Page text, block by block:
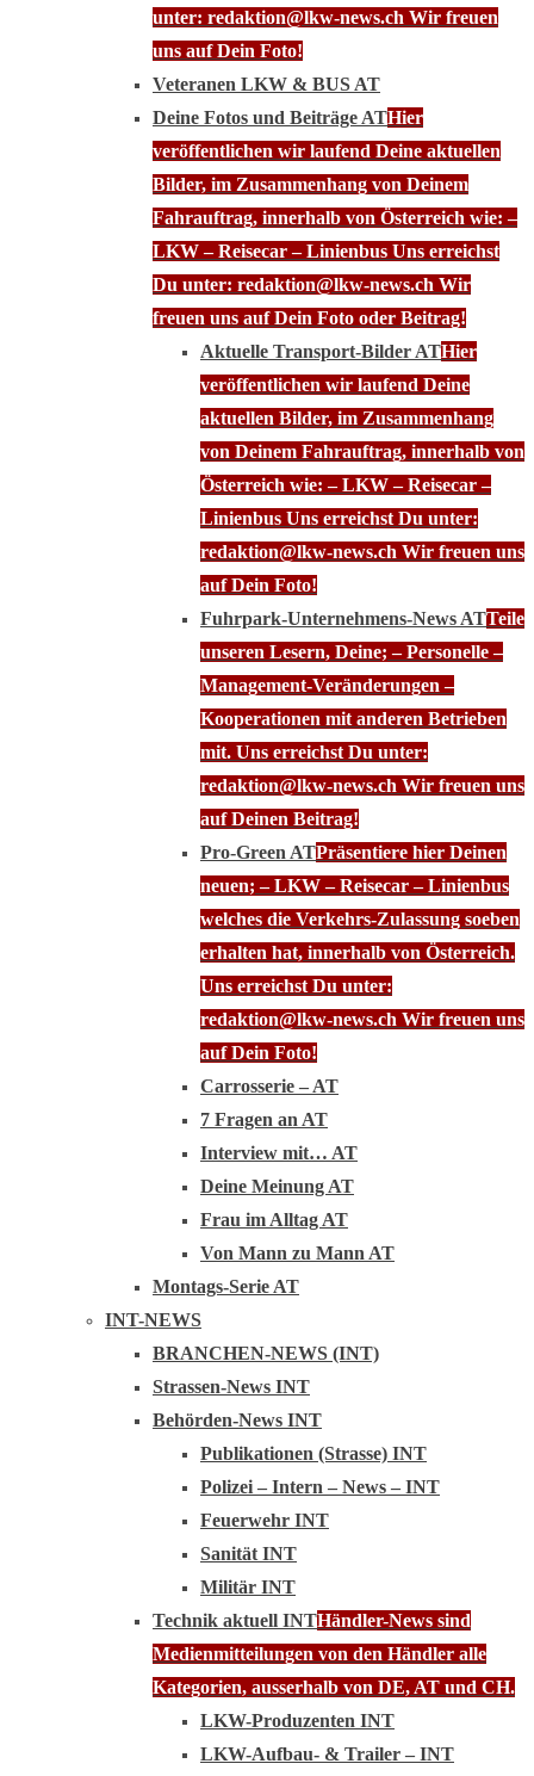
unter: redaktion@lkw-news.ch Wir freuen
uns auf Dein Foto!
Veteranen LKW & BUS AT
Deine Fotos und Beiträge ATHier
veröffentlichen wir laufend Deine aktuellen
Bilder, im Zusammenhang von Deinem
Fahrauftrag, innerhalb von Österreich wie: –
LKW – Reisecar – Linienbus Uns erreichst
Du unter: redaktion@lkw-news.ch Wir
freuen uns auf Dein Foto oder Beitrag!
Aktuelle Transport-Bilder ATHier
veröffentlichen wir laufend Deine
aktuellen Bilder, im Zusammenhang
von Deinem Fahrauftrag, innerhalb von
Österreich wie: – LKW – Reisecar –
Linienbus Uns erreichst Du unter:
redaktion@lkw-news.ch Wir freuen uns
auf Dein Foto!
Fuhrpark-Unternehmens-News ATTeile
unseren Lesern, Deine; – Personelle –
Management-Veränderungen –
Kooperationen mit anderen Betrieben
mit. Uns erreichst Du unter:
redaktion@lkw-news.ch Wir freuen uns
auf Deinen Beitrag!
Pro-Green ATPräsentiere hier Deinen
neuen; – LKW – Reisecar – Linienbus
welches die Verkehrs-Zulassung soeben
erhalten hat, innerhalb von Österreich.
Uns erreichst Du unter:
redaktion@lkw-news.ch Wir freuen uns
auf Dein Foto!
Carrosserie – AT
7 Fragen an AT
Interview mit… AT
Deine Meinung AT
Frau im Alltag AT
Von Mann zu Mann AT
Montags-Serie AT
INT-NEWS
BRANCHEN-NEWS (INT)
Strassen-News INT
Behörden-News INT
Publikationen (Strasse) INT
Polizei – Intern – News – INT
Feuerwehr INT
Sanität INT
Militär INT
Technik aktuell INTHändler-News sind
Medienmitteilungen von den Händler alle
Kategorien, ausserhalb von DE, AT und CH.
LKW-Produzenten INT
LKW-Aufbau- & Trailer – INT